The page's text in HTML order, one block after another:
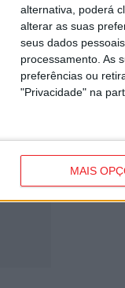
alternativa, poderá
alterar as suas
seus dados
processamento. As
preferências ou
"Privacidade" na
MAIS
projeto
quatro